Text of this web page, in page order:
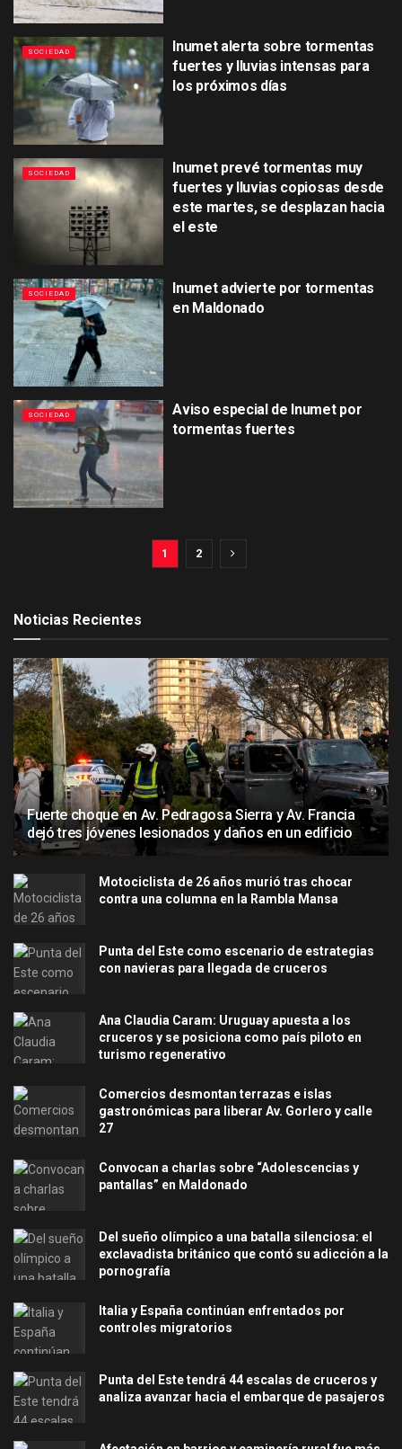
SOCIEDAD
Inumet alerta sobre tormentas
fuertes y lluvias intensas para
los próximos días
SOCIEDAD
Inumet prevé tormentas muy
fuertes y lluvias copiosas desde
este martes, se desplazan hacia
el este
SOCIEDAD
Inumet advierte por tormentas
en Maldonado
SOCIEDAD
Aviso especial de Inumet por
tormentas fuertes
1 2
Noticias Recientes
Fuerte choque en Av. Pedragosa Sierra y Av. Francia
dejó tres jóvenes lesionados y daños en un edificio
Motociclista de 26 años murió tras chocar
contra una columna en la Rambla Mansa
Punta del Este como escenario de estrategias
con navieras para llegada de cruceros
Ana Claudia Caram: Uruguay apuesta a los
cruceros y se posiciona como país piloto en
turismo regenerativo
Comercios desmontan terrazas e islas
gastronómicas para liberar Av. Gorlero y calle
27
Convocan a charlas sobre “Adolescencias y
pantallas” en Maldonado
Del sueño olímpico a una batalla silenciosa: el
exclavadista británico que contó su adicción a la
pornografía
Italia y España continúan enfrentados por
controles migratorios
Punta del Este tendrá 44 escalas de cruceros y
analiza avanzar hacia el embarque de pasajeros